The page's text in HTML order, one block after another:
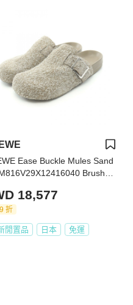
Ease Buckle Mules Sand
Brushed
18,577
9 折
閒置品 日本 免運